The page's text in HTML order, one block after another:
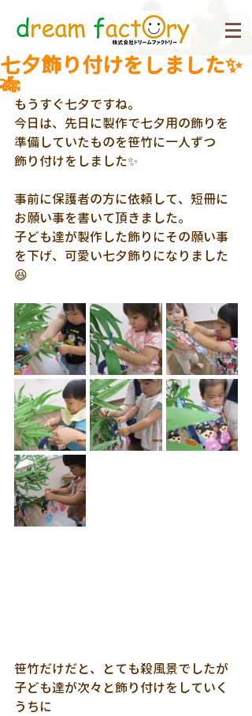
七夕飾り付けをしました✨
🎋
もうすぐ七夕ですね。
今日は、先日に製作で七夕用の飾りを
準備していたものを笹竹に一人ずつ
飾り付けをしました✨
事前に保護者の方に依頼して、短冊に
お願い事を書いて頂きました。
子ども達が製作した飾りにその願い事
を下げ、可愛い七夕飾りになりました
😆
笹竹だけだと、とても殺風景でしたが
子ども達が次々と飾り付けをしていく
うちに